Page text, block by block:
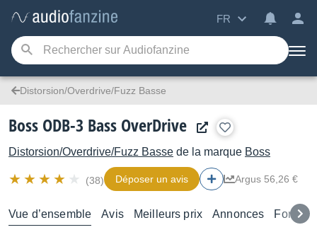
FR
Distorsion/Overdrive/Fuzz Basse
Boss ODB-3 Bass OverDrive
Distorsion/Overdrive/Fuzz Basse de la marque Boss
(38) Déposer un avis Argus 56,26 €
Vue d’ensemble Avis Meilleurs prix Annonces Forums